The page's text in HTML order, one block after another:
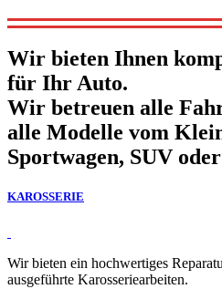
Wir bieten Ihnen
für Ihr Auto.
Wir betreuen alle
alle Modelle vom
Sportwagen, SUV
KAROSSERIE
Wir bieten ein hochwertiges
ausgeführte Karosseriearbeiten.